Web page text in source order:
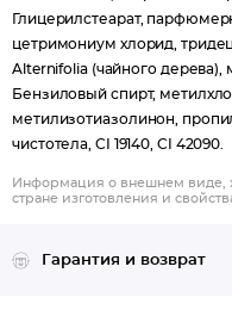
Глицерилстеарат,
цетримониум хлорид,
Alternifolia (чайного дерева),
Бензиловый спирт,
метилизотиазолинон,
чистотела, CI 19140, CI 42090.
Информация о внешнем виде,
стране изготовления и
Гарантия и возврат